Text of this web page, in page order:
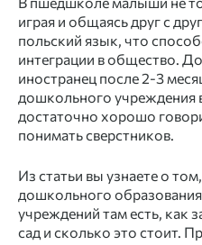
играя и общаясь друг с
польский язык, что
интеграции в общество.
иностранец после 2-3
дошкольного учреждения
достаточно хорошо
понимать сверстников.
Из статьи вы узнаете о
дошкольного
учреждений там есть, как
сад и сколько это стоит.